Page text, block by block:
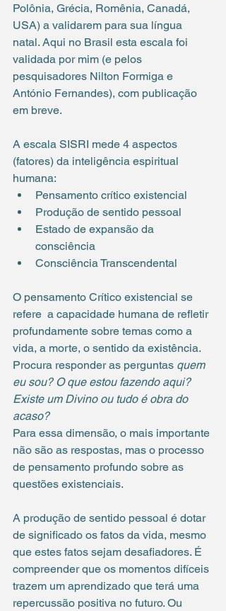
Polônia, Grécia, Romênia, Canadá,
USA) a validarem para sua língua
natal. Aqui no Brasil esta escala foi
validada por mim (e pelos
pesquisadores Nilton Formiga e
António Fernandes), com publicação
em breve.
A escala SISRI mede 4 aspectos
(fatores) da inteligência espiritual
humana:
Pensamento crítico existencial
Produção de sentido pessoal
Estado de expansão da
consciência
Consciência Transcendental
O pensamento Crítico existencial se
refere  a capacidade humana de refletir
profundamente sobre temas como a
vida, a morte, o sentido da existência.
Procura responder as perguntas quem
eu sou? O que estou fazendo aqui?
Existe um Divino ou tudo é obra do
acaso?
Para essa dimensão, o mais importante
não são as respostas, mas o processo
de pensamento profundo sobre as
questões existenciais.
A produção de sentido pessoal é dotar
de significado os fatos da vida, mesmo
que estes fatos sejam desafiadores. É
compreender que os momentos difíceis
trazem um aprendizado que terá uma
repercussão positiva no futuro. Ou